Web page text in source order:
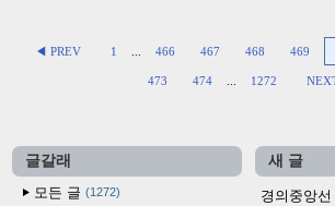
◀ PREV 1 ... 466 467 468 469
473 474 ... 1272
글갈래
모든 글
1272
새 글